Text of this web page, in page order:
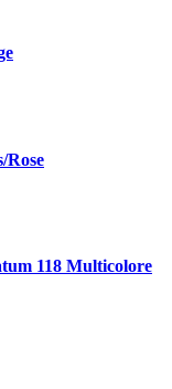
118 Multicolore